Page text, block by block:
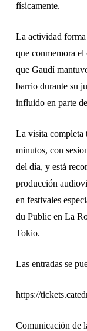
físicamente.
La actividad
que conmemora
que Gaudí
barrio durante su
influido en parte
La visita completa
minutos, con
del día, y está
producción
en festivales
du Public en La
Tokio.
Las entradas se
https://
Comunicación de